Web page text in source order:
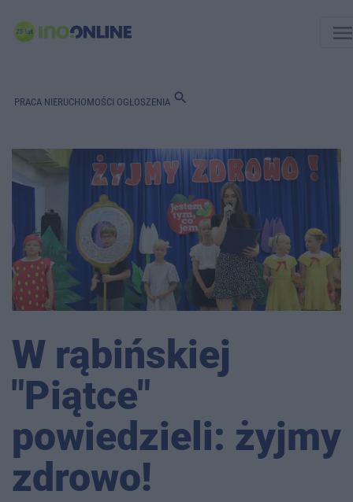
PRACA NIERUCHOMOŚCI OGŁOSZENIA search
W rąbińskiej
"Piątce"
powiedzieli: żyjmy
zdrowo!